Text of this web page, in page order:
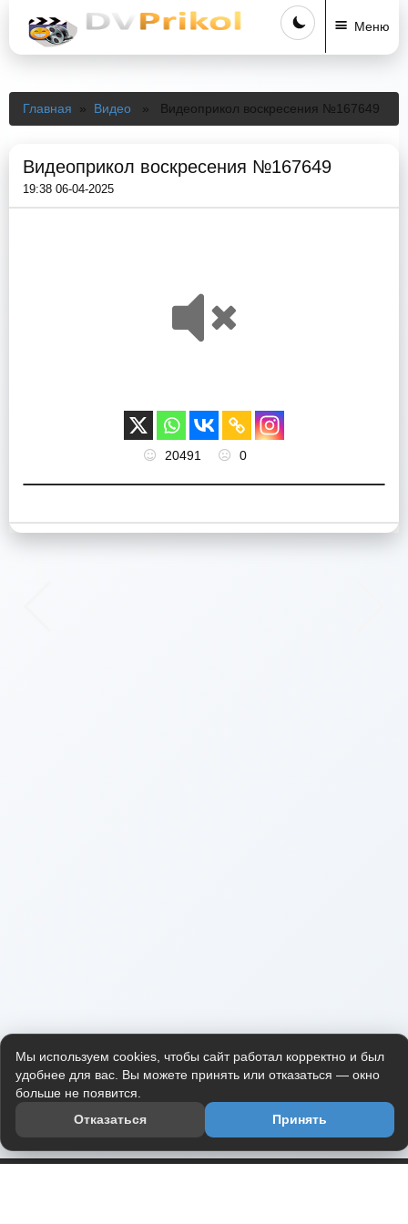
Меню
Главная » Видео » Видеоприкол воскресения №167649
Видеоприкол воскресения №167649
19:38 06-04-2025
20491 0
Мы используем cookies, чтобы сайт работал корректно и был
удобнее для вас. Вы можете принять или отказаться — окно
больше не появится.
Отказаться
Принять